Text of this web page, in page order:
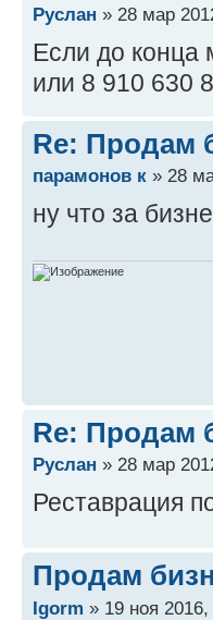
Руслан » 28 мар
Если до конца
или 8 910 630
Re: Продам
парамонов к » 28
ну что за
Re: Продам
Руслан » 28 мар
Реставрация
Продам
Igorm » 19 ноя